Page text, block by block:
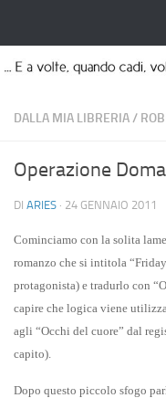
DALLA MIA LIBRERIA/
Operazione
DI ARIES · 24 GENNAIO 2011
Cominciamo con la solita
romanzo che si intitola
protagonista) e tradurlo con
capire che logica viene
agli “Occhi del cuore” dal
capito).
Dopo questo piccolo sfogo